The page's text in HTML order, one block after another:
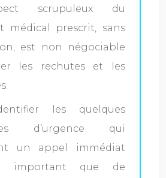
scrupuleux du
médical prescrit, sans
est non négociable
les rechutes et les
les quelques
d’urgence qui
un appel immédiat
important que de